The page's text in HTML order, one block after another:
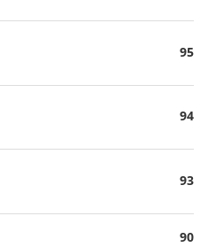
95
94
93
90